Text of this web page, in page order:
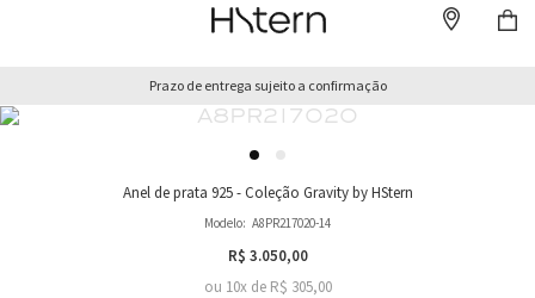
Prazo de entrega sujeito a confirmação
Anel de prata 925 - Coleção Gravity by HStern
Modelo: A8PR217020-14
R$ 3.050,00
ou 10xde R$ 305,00